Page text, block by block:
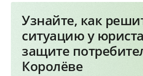
Узнайте, как
ситуацию у
защите
Королёве